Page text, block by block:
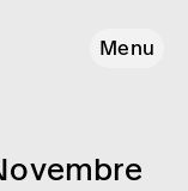
Menu